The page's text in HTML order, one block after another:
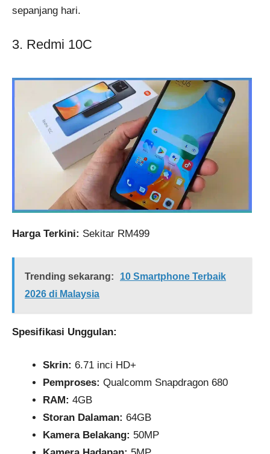
sepanjang hari.
3. Redmi 10C
Harga Terkini: Sekitar RM499
Trending sekarang:
10 Smartphone Terbaik
2026 di Malaysia
Spesifikasi Unggulan:
Skrin: 6.71 inci HD+
Pemproses: Qualcomm Snapdragon 680
RAM: 4GB
Storan Dalaman: 64GB
Kamera Belakang: 50MP